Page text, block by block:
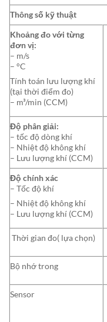
Thông số kỹ thuật
Khoảng đo với từng
đơn vị:
– m/s
– °C
Tính toán lưu lượng khí
(tại thời điểm đo)
– m³/min (CCM)
Độ phân giải:
– tốc độ dòng khí
– Nhiệt độ không khí
– Lưu lượng khí (CCM)
Độ chính xác
– Tốc độ khí
– Nhiệt độ không khí
– Lưu lượng khí (CCM)
Thời gian đo( lựa chọn)
Bộ nhớ trong
Sensor